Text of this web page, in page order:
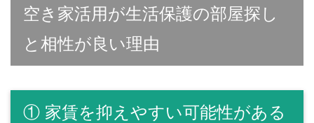
空き家活用が生活保護の部屋探し
と相性が良い理由
① 家賃を抑えやすい可能性がある